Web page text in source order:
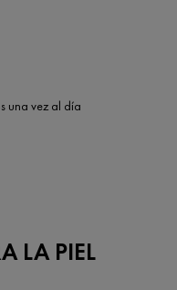
una vez al día
LA PIEL